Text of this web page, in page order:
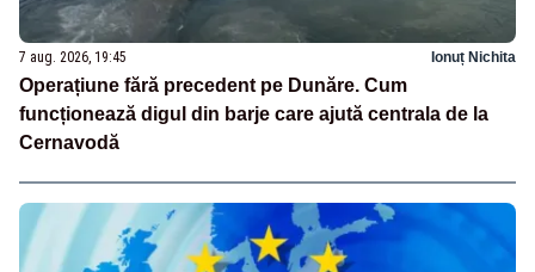
7 aug. 2026, 19:45 Ionuț Nichita
Operațiune fără precedent pe Dunăre. Cum
funcționează digul din barje care ajută centrala de la
Cernavodă